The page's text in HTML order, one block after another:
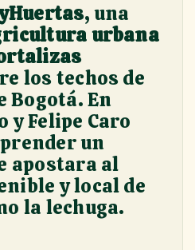
, una
urbana
los techos de
Bogotá. En
y Felipe Caro
un
apostara al
y local de
la lechuga.